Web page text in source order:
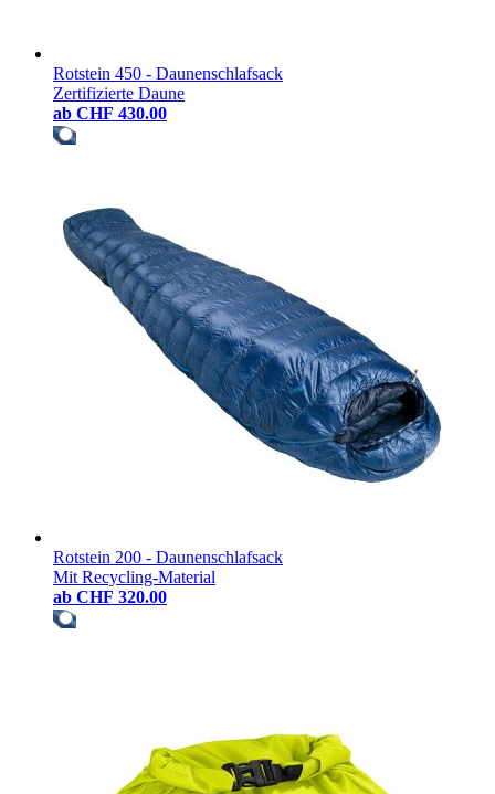
Rotstein 450 - Daunenschlafsack
Zertifizierte Daune
ab CHF 430.00
Rotstein 200 - Daunenschlafsack
Mit Recycling-Material
ab CHF 320.00